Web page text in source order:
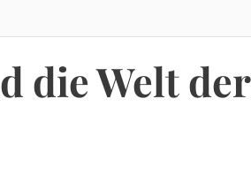
die Welt der